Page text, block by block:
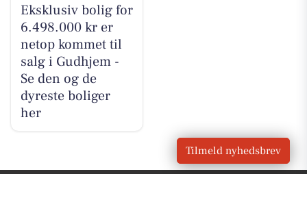
Eksklusiv bolig for
6.498.000 kr er
netop kommet til
salg i Gudhjem -
Se den og de
dyreste boliger
her
Tilmeld nyhedsbrev